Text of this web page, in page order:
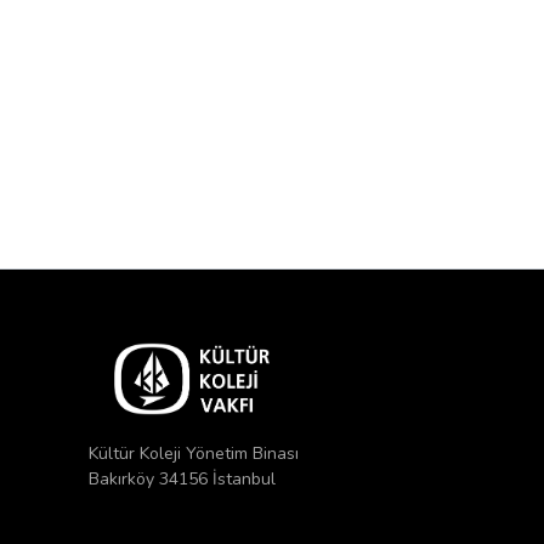
Kültür Koleji Yönetim Binası
Bakırköy 34156 İstanbul